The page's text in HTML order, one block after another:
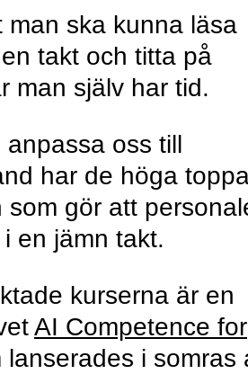
man ska kunna läsa
takt och titta på
man själv har tid.
oss till
har de höga
som gör att
en jämn takt.
kurserna är en
AI Competence for
lanserades i somras